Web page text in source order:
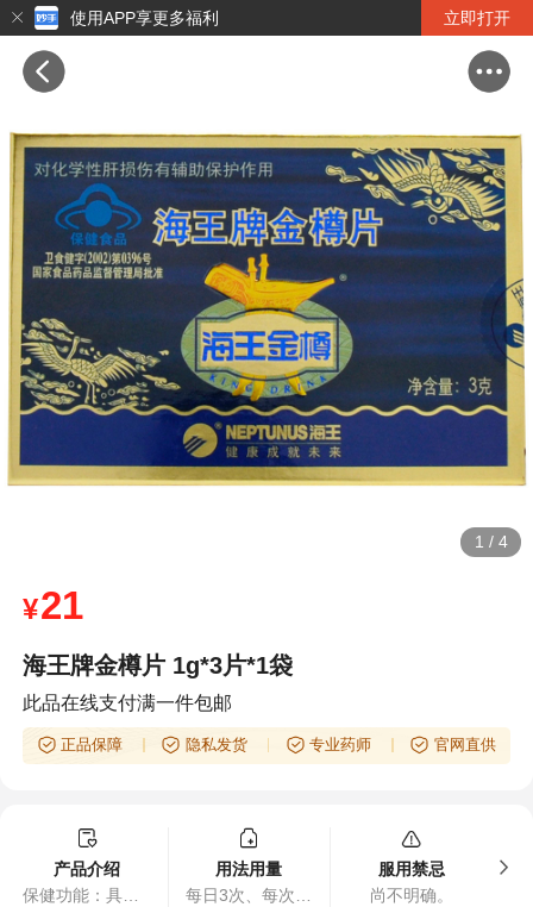
使用APP享更多福利 立即打开
1 / 4
¥21
海王牌金樽片 1g*3片*1袋
此品在线支付满一件包邮
正品保障 隐私发货 专业药师 官网直供
产品介绍
用法用量
服用禁忌
尚不明确。